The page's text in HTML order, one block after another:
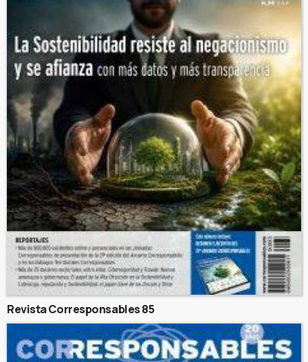
Revista Corresponsables 85